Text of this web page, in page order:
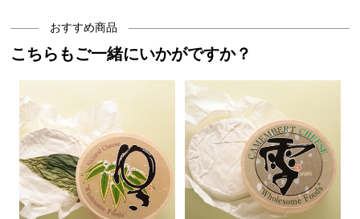
おすすめ商品
こちらもご一緒にいかがですか？